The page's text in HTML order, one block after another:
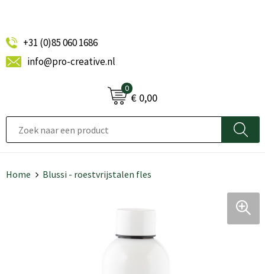
+31 (0)85 060 1686
info@pro-creative.nl
0
€ 0,00
Home Blussi - roestvrijstalen fles